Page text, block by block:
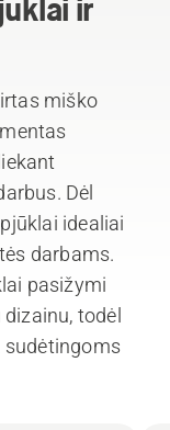
miško
Dėl
idealiai
darbams.
pasižymi
todėl
sudėtingoms